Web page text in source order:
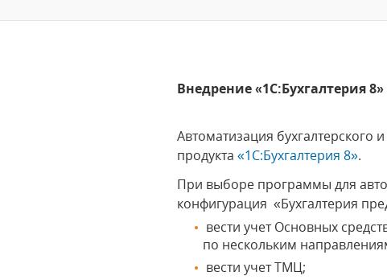
Внедрение «1С:Бухгалтерия
Автоматизация
продукта«1С:Бухгалтерия 8».
При выборе программы для
конфигурация «Бухгалтерия
вести учет Основных
по нескольким
вести учет ТМЦ;